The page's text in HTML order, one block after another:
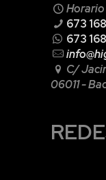
673
673
C/
06011 -